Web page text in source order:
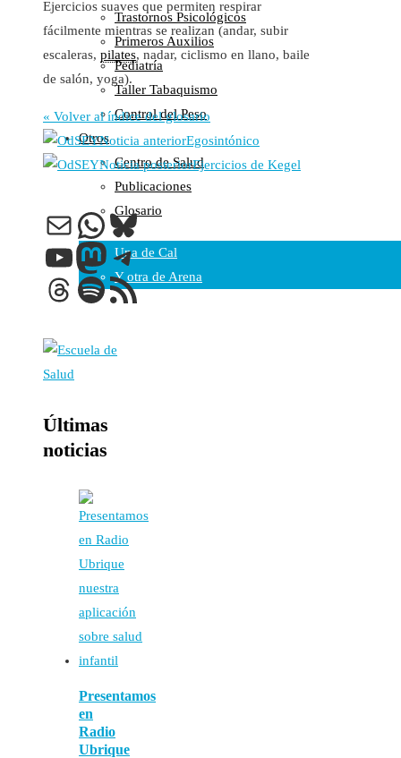
Colaboraciones
Cartas al Director
Medios de Comunicación
Otros
Vídeos
Audio
Cara Oscura Sanidad
Humor
Cal y Arena
Una de Cal
Y otra de Arena
Enlaces
Trastornos Psicológicos
Primeros Auxilios
Pediatría
Taller Tabaquismo
Control del Peso
Otros
Centro de Salud
Publicaciones
Glosario
Ejercicios suaves que permiten respirar
fácilmente mientras se realizan (andar, subir
escaleras, pilates, nadar, ciclismo en llano, baile
de salón, yoga).
« Volver al índice del glosario
Noticia anteriorEgosintónico
Noticia posteriorEjercicios de Kegel
Correo electrónico
WhatsApp
Bluesky
YouTube
Mastodon
Telegram
Threads
Spotify
Feed RSS
Últimas
noticias
Presentamos
en
Radio
Ubrique